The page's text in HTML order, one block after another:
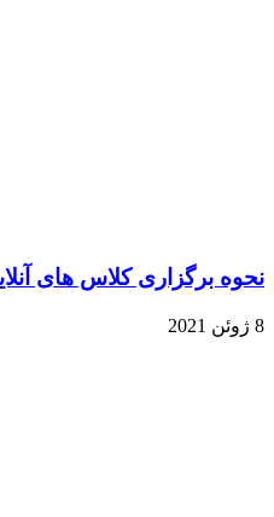
نحوه برگزاری کلاس های
8 ژوئن 2021